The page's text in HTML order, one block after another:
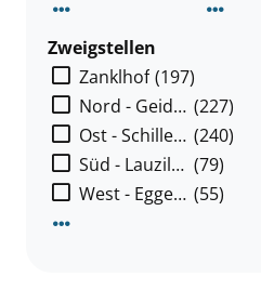
Mehr Interessenkreis-
Zweigstellen
(197)
Zanklhof
(227)
Nord - Geidorf
(240)
Ost - Schillerstraße
(79)
Süd - Lauzilgasse
(55)
West - Eggenberg